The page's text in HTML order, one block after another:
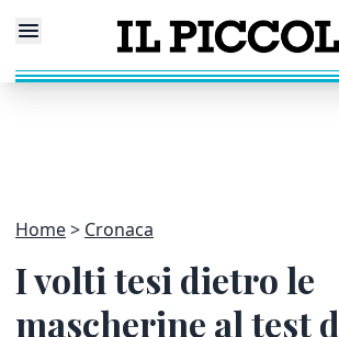
Home Cronaca
I volti tesi dietro le
mascherine al test